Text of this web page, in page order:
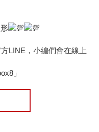
LINE，小編們會在線上
」